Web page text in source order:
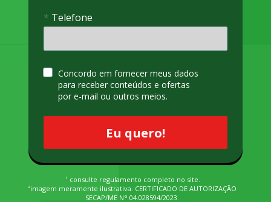
¹ consulte regulamento completo no site.
²imagem meramente ilustrativa. CERTIFICADO DE AUTORIZAÇÃO
SECAP/ME N° 04.028594/2023.
* Telefone
Concordo em fornecer meus dados
para receber conteúdos e ofertas
por e-mail ou outros meios.
Eu quero!